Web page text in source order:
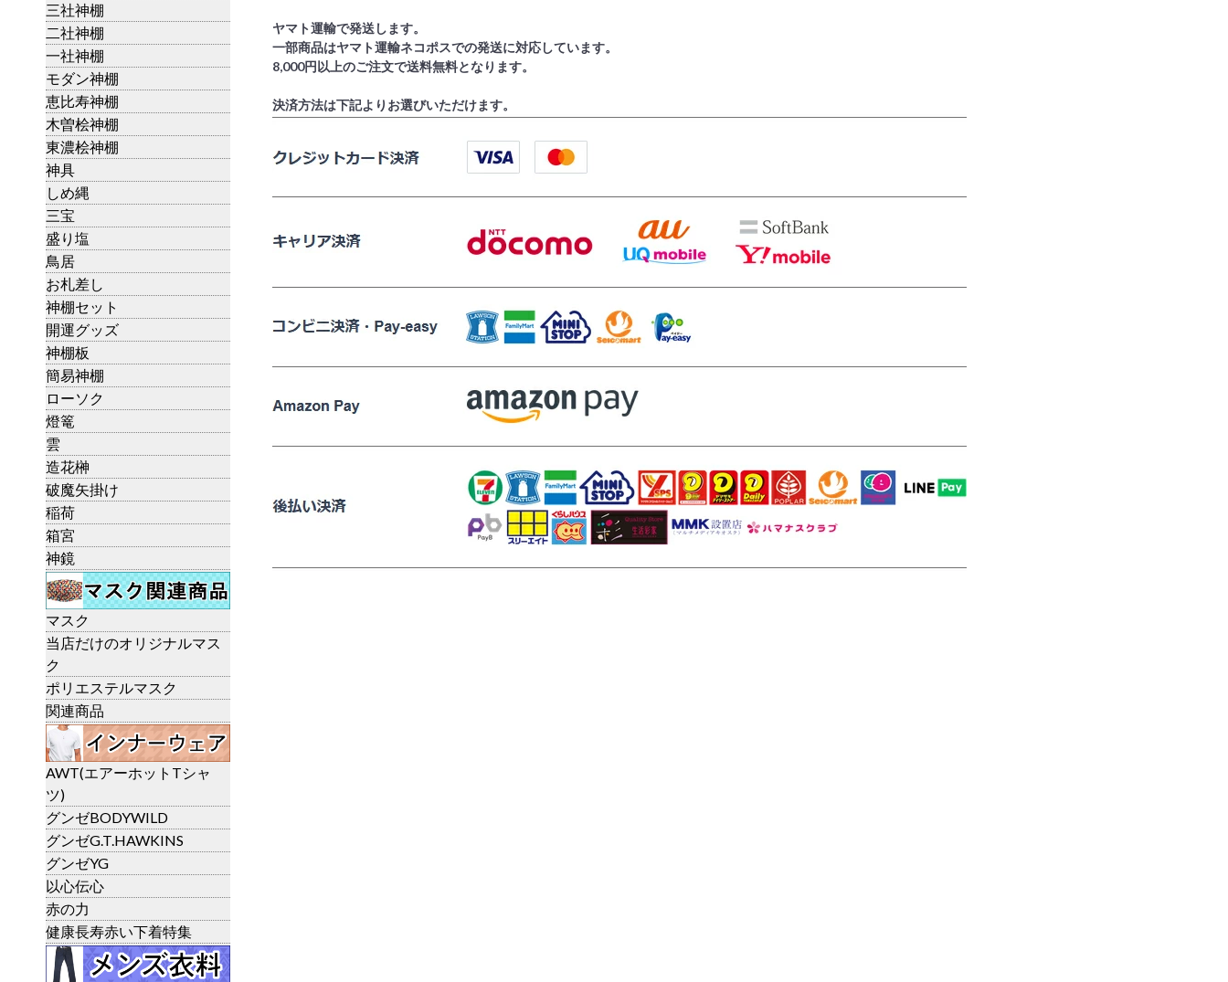
三社神棚
二社神棚
一社神棚
モダン神棚
恵比寿神棚
木曽桧神棚
東濃桧神棚
神具
しめ縄
三宝
盛り塩
鳥居
お札差し
神棚セット
開運グッズ
神棚板
簡易神棚
ローソク
燈篭
雲
造花榊
破魔矢掛け
稲荷
箱宮
神鏡
マスク
当店だけのオリジナルマス
ク
ポリエステルマスク
関連商品
AWT(エアーホットTシャ
ツ)
グンゼBODYWILD
グンゼG.T.HAWKINS
グンゼYG
以心伝心
赤の力
健康長寿赤い下着特集
ヤマト運輸で発送します。
一部商品はヤマト運輸ネコポスでの発送に対応しています。
8,000円以上のご注文で送料無料となります。
決済方法は下記よりお選びいただけます。